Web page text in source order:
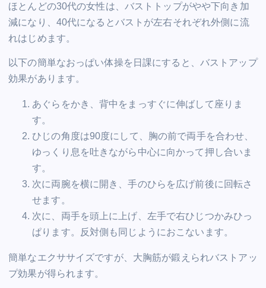
ほとんどの30代の女性は、バストトップがやや下向き加
減になり、40代になるとバストが左右それぞれ外側に流
れはじめます。
以下の簡単なおっぱい体操を日課にすると、バストアップ
効果があります。
あぐらをかき、背中をまっすぐに伸ばして座りま
す。
ひじの角度は90度にして、胸の前で両手を合わせ、
ゆっくり息を吐きながら中心に向かって押し合いま
す。
次に両腕を横に開き、手のひらを広げ前後に回転さ
せます。
次に、両手を頭上に上げ、左手で右ひじつかみひっ
ぱります。反対側も同じようにおこないます。
簡単なエクササイズですが、大胸筋が鍛えられバストアッ
プ効果が得られます。